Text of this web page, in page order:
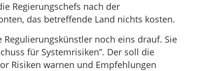
Regierungschefs nach der
das betreffende Land nichts kosten.
noch eins drauf. Sie
für Systemrisiken”. Der soll die
Risiken warnen und Empfehlungen